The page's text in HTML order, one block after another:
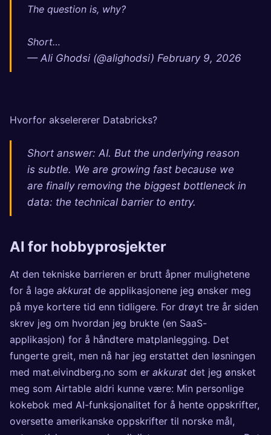
The question is, why?
Short…
— Ali Ghodsi (@alighodsi) February 9, 2026
Hvorfor akselererer Databricks?
Short answer: AI. But the underlying reason
is subtle. We are growing fast because we
are finally removing the biggest bottleneck in
data: the technical barrier to entry.
AI for hobbyprosjekter
At den tekniske barrieren er brutt åpner mulighetene
for å lage akkurat de applikasjonene jeg ønsker meg
på mye kortere tid enn tidligere. For drøyt tre år siden
skrev jeg om hvordan jeg brukte (en SaaS-
applikasjon) for å håndtere matplanlegging. Det
fungerte greit, men nå har jeg erstattet den løsningen
med mat.eivindberg.no som er akkurat det jeg ønsket
meg som Airtable aldri kunne være: Min personlige
kokebok med AI-funksjonalitet for å hente oppskrifter,
oversette amerikanske oppskrifter til norske mål,